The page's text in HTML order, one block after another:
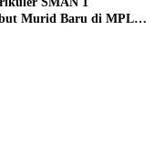
Murid Baru di MPLS